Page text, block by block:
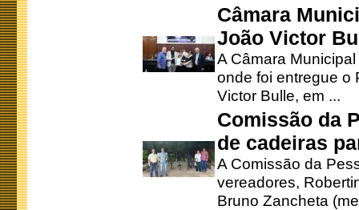
Câmara
João Victor
A Câmara
onde foi entregue o
Victor Bulle, em ...
Comissão da
de cadeiras
A Comissão da
vereadores,
Bruno Zancheta